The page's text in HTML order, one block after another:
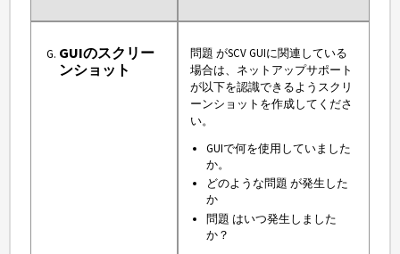
GUIのスクリー
ンショット
問題 がSCV GUIに関連している
場合は、ネットアップサポート
が以下を認識できるようスクリ
ーンショットを作成してくださ
い。
GUIで何を使用していました
か。
どのような問題 が発生した
か
問題 はいつ発生しました
か？